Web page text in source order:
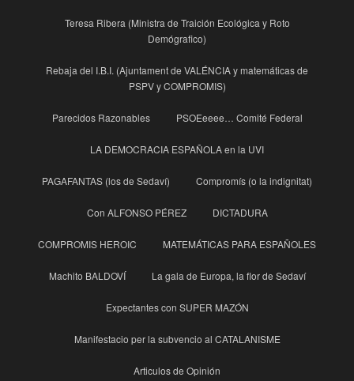
Teresa Ribera (Ministra de Traición Ecológica y Roto
Demógrafico)
Rebaja del I.B.I. (Ajuntament de VALÉNCIA y matemáticas de
PSPV y COMPROMIS)
Parecidos Razonables PSOEeeee… Comité Federal
LA DEMOCRACIA ESPAÑOLA en la UVI
PAGAFANTAS (los de Sedaví) Compromís (o la indignitat)
Con ALFONSO PÉREZ DICTADURA
COMPROMIS HEROIC MATEMÁTICAS PARA ESPAÑOLES
Machito BALDOVÍ La gala de Europa, la flor de Sedaví
Expectantes con SUPER MAZÓN
Manifestacio per la subvencio al CATALANISME
Articulos de Opinión